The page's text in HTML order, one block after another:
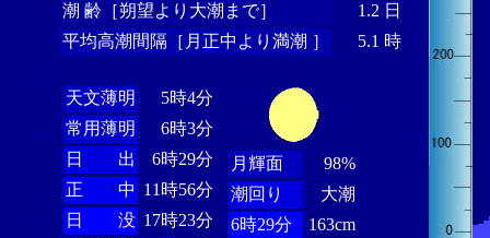
潮 齢［朔望より大潮まで］
1.2 日
平均高潮間隔［月正中より満潮 ］
5.1 時
天文薄明
5時4分
常用薄明
6時3分
日 出
6時29分
正 中 11時56分
日 没 17時23分
月輝面
98%
潮回り
大潮
6時29分
163cm